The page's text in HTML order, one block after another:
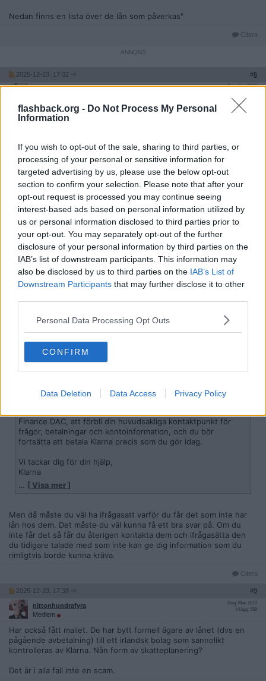
flashback.org - Do Not Process My Personal
Information
If you wish to opt-out of the sale, sharing to third parties, or
processing of your personal or sensitive information for
targeted advertising by us, please use the below opt-out
section to confirm your selection. Please note that after your
opt-out request is processed you may continue seeing
interest-based ads based on personal information utilized by
us or personal information disclosed to third parties prior to
your opt-out. You may separately opt-out of the further
disclosure of your personal information by third parties on the
IAB’s list of downstream participants. This information may
also be disclosed by us to third parties on the IAB’s List of
Downstream Participants that may further disclose it to other
Personal Data Processing Opt Outs
CONFIRM
Data Deletion Data Access Privacy Policy
Nedan finns en lista över de lån som påverkas"
Citera
2025-12-23, 17:32 #6
RobbanUC
Reg: Nov 2010
Flera har rapporterat in att de fått "telefonsamtal från Klarna", där
de uppmanats att öppna nya konton och kort, något som varit rent
2025-12-23, 17:36
DenverAirport
Medlem
Inlägg: 2 190
Jag fick SMS från Klarna där de informerade om att de inte gör
hembesök. Vem öppnar dörren för någon som säger sig vara från
Klarna för besök?
Citera
2025-12-23, 17:37
Medlem
Inlägg: 20 186
Ursprungligen postat avKlasgoran88
Klarna sa att det var från dom..
Så här stod det.
"Klarna har överlåtit äganderätten till ett eller flera av dina lån
till Smoooth Finance DAC.
Detta ändrar inte dina lånevillkor eller hur du betalar, ingen
Fram till att Smoooth Finance DAC meddelar något annat
Finance DAC, att förbli din huvudsakliga kontaktpunkt för
frågor, betalningar och kontoinformation, och du bör
fortsätta att betala Klarna precis som du gör idag.
Vi tackar dig för din hjälp,
Klarna
Nedan finns en lista över de lån som påverkas"
… [ Visa mer ]
Men då måste du väl ha ifrågasatt varför du får det som inte har
lån hos dem. Det måste du väl kunna få ett bra svar på. Om du
inte får det så får du återigen kontakta dem och ifrågasätta den
du tidigare talade med som inte kan ge dig information som du
rimligtvis borde kunna kräva.
Citera
2025-12-23, 17:38 #9
nittonhundrafyra
Medlem
Reg: Mar 2010
Inlägg: 569
Har också fått mailet. De har bytt formell ägare av lånet (dvs en
pågående avbetalning) till ett irländsk bolag som sannolikt
kontrolleras av Klarna. Nån form av skatteplanering?
Det är i alla fall inte en scam.